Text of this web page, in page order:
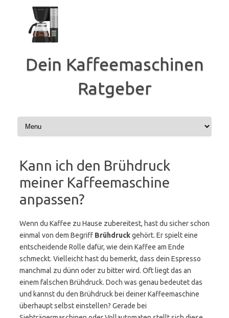
springen
Dein Kaffeemaschinen
Ratgeber
Kann ich den Brühdruck
meiner Kaffeemaschine
anpassen?
Wenn du Kaffee zu Hause zubereitest, hast du sicher schon
einmal von dem Begriff Brühdruckgehört. Er spielt eine
entscheidende Rolle dafür, wie dein Kaffee am Ende
schmeckt. Vielleicht hast du bemerkt, dass dein Espresso
manchmal zu dünn oder zu bitter wird. Oft liegt das an
einem falschen Brühdruck. Doch was genau bedeutet das
und kannst du den Brühdruck bei deiner Kaffeemaschine
überhaupt selbst einstellen? Gerade bei